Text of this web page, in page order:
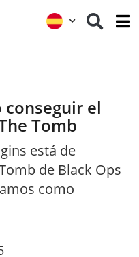
conseguir el
Tomb
está de
de Black Ops
como